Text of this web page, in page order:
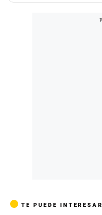
TE PUEDE INTERESAR